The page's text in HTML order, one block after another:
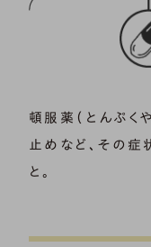
頓服薬（とんぷく
止めなど、その
と。